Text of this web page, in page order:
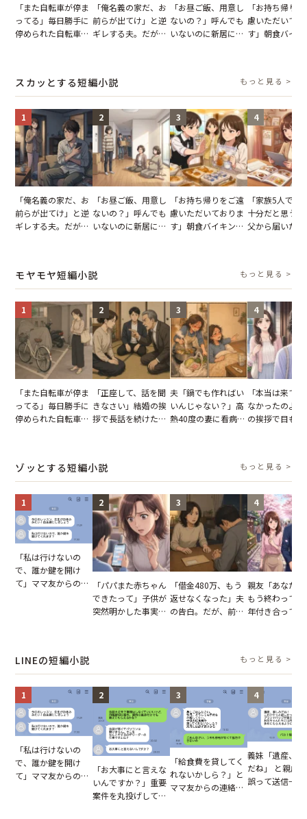
「また自転車が停ま
ってる」毎日勝手に
停められた自転車。
「俺名義の家だ、お
前らが出てけ」と逆
ギレする夫。だが、
「お昼ご飯、用意し
ないの？」呼んでも
いないのに新居にあ
「お持ち帰り
慮いただいて
す」朝食バイ
が一変
スカッとする短編小説 もっと見る >
1
「俺名義の家だ、お
前らが出てけ」と逆
ギレする夫。だが、
2
「お昼ご飯、用意し
ないの？」呼んでも
いないのに新居にあ
3
「お持ち帰りをご遠
慮いただいておりま
す」朝食バイキング
4
「家族5人で3
十分だと思う
父から届いたご
モヤモヤ短編小説 もっと見る >
1
「また自転車が停ま
ってる」毎日勝手に
停められた自転車。
2
「正座して、話を聞
きなさい」結婚の挨
拶で長話を続けた義
3
夫「鍋でも作ればい
いんじゃない？」高
熱40度の妻に看病な
4
「本当は来て
なかったのよ
の挨拶で目も
ゾッとする短編小説 もっと見る >
1
「私は行けないの
で、誰か鍵を開け
て」ママ友からの
2
「パパまた赤ちゃん
できたって」子供が
突然明かした事実。
3
「借金480万、もう
返せなくなった」夫
の告白。だが、前日
4
親友「あなた
もう終わって
年付き合って
LINEの短編小説 もっと見る >
1
「私は行けないの
で、誰か鍵を開け
て」ママ友からの
2
「お大事にと言えな
いんですか？」重要
案件を丸投げして休
3
「給食費を貸してく
れないかしら？」と
ママ友からの連絡。
4
義妹「遺産、
だね」 と親戚
誤って送信→夫